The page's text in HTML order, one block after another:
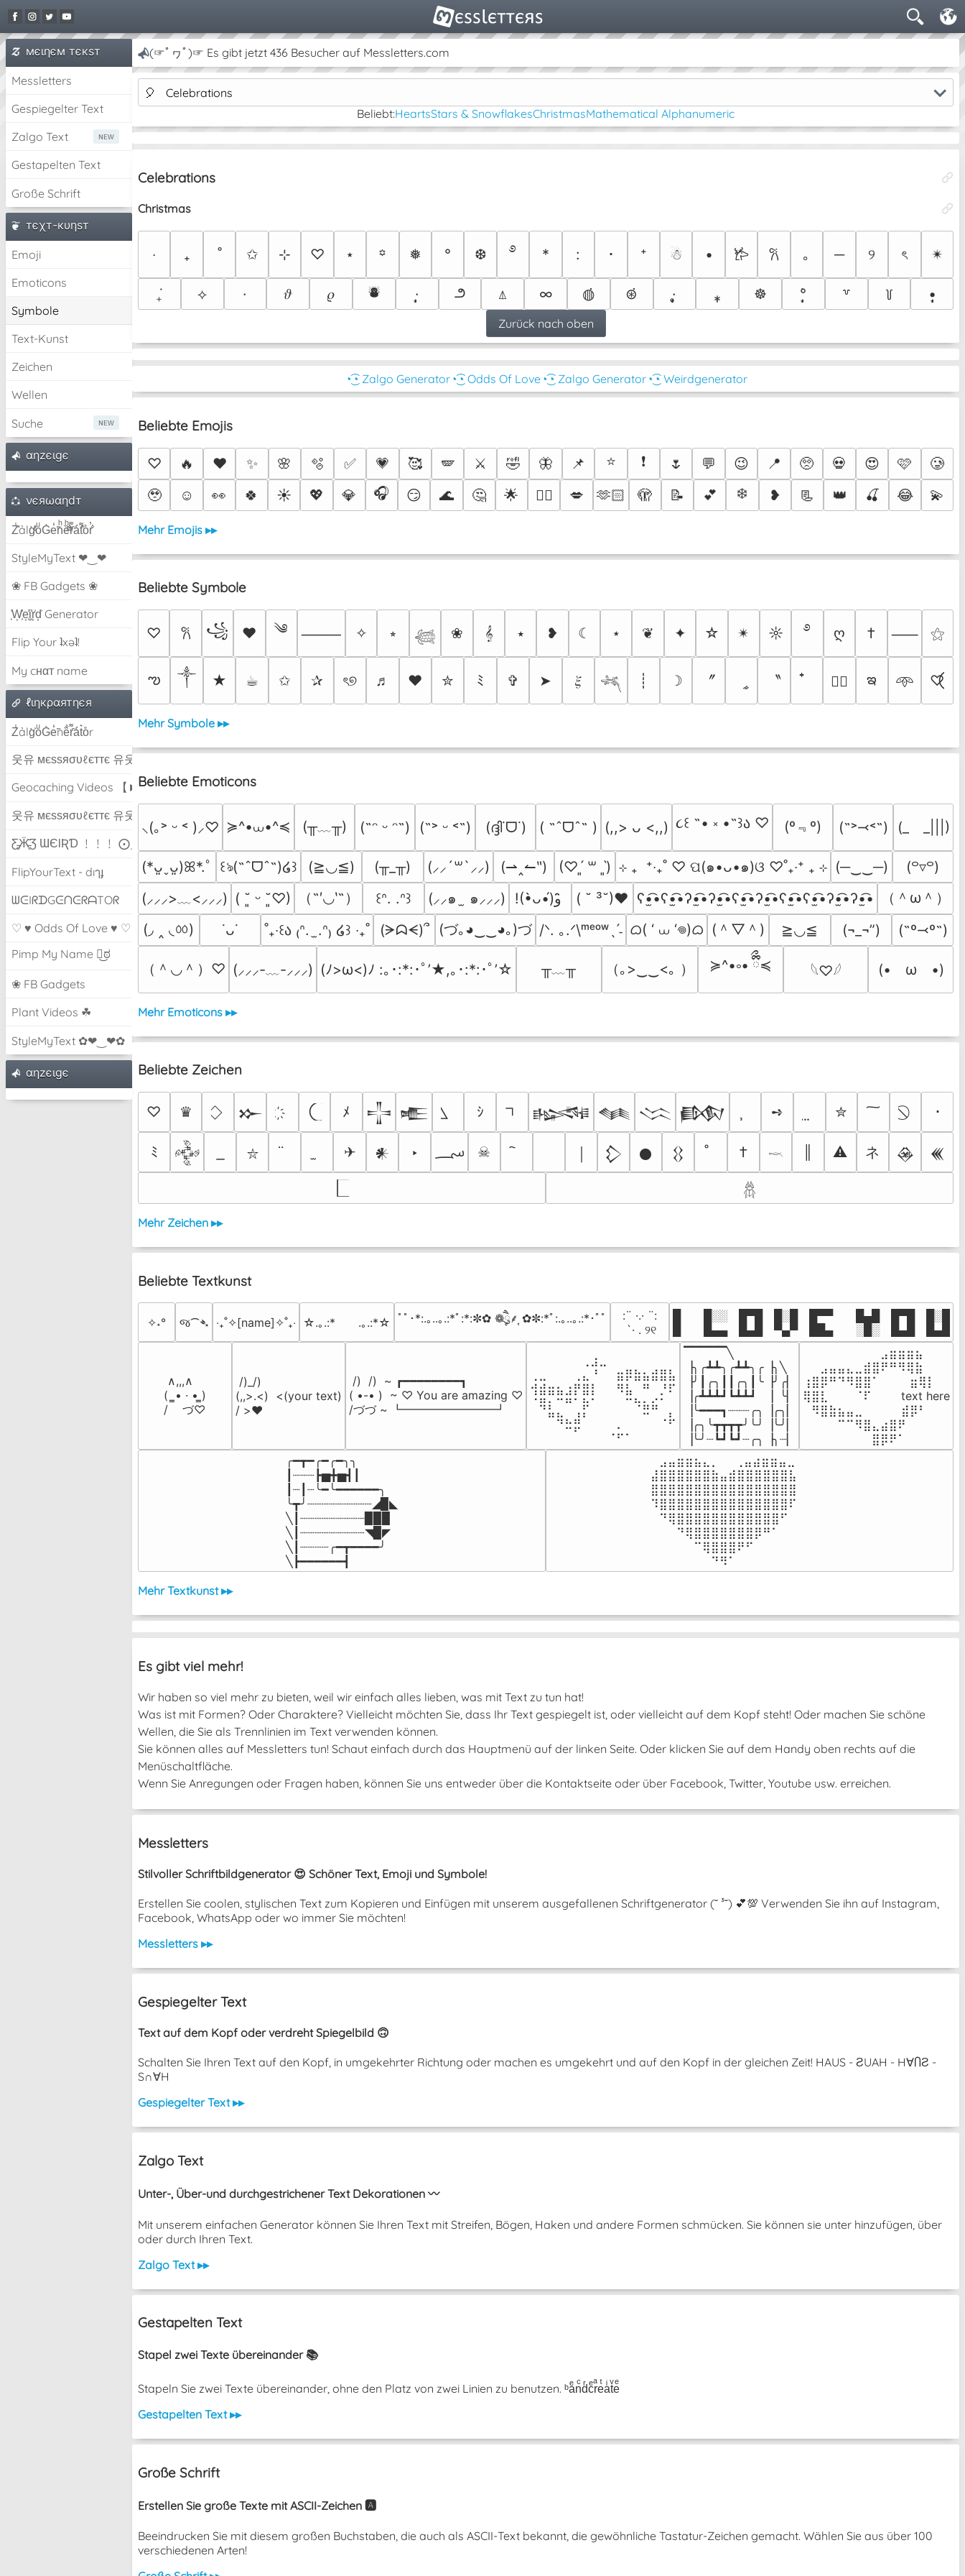
мєιηєм тєкѕт
Messletters
Gespiegelter Text
Zalgo Text
Gestapelten Text
Große Schrift
тєχт-кυηѕт
Emoji
Emoticons
Symbole
Text-Kunst
Zeichen
Wellen
Suche
αηzєιgє
νєяωαηdт
Z̾̽ảlg̀͐ͭ̽oͧG̀e̒̃nͪȅͪͫ̏̐r͌̑á͑t͌̑͛o̊r̓̐
StyleMyText ❤‿❤
❀ FB Gadgets ❀
͕͗W͕͕͗͗e͕͕͗͗i͕͕͗͗r͕͗d͕͗ Generator
Flip Your ʇxəʇ!
My cнαт name
ℓιηкραятηєя
Z̾ảlg̀͐oͧG̀e̒̃nȅ̐r͌̑á͑t͛o̊r
웃유 мєѕѕяσυℓєттє 유웃
Geocaching Videos 【►】
웃유 мєѕѕяσυℓєттє 유웃
Ƹ̵̡Ӝ̵̨̄Ʒ ƜЄƖƦƊ ﹗﹗﹗ ⨀_⨀
FlipYourText - dıๅɟ
ᗯᕮIᖇᗪGᕮᑎᕮᖇᗩTOᖇ
♡ ♥ Odds Of Love ♥ ♡
Pimp My Name ಠ͜ಠ
❀ FB Gadgets
Plant Videos ☘
StyleMyText ✿❤‿❤✿
αηzєιgє
(☞ﾟヮﾟ)☞ Es gibt jetzt 436 Besucher auf Messletters.com
🎈
Celebrations
Beliebt:HeartsStars & SnowflakesChristmasMathematical Alphanumeric
Celebrations
Christmas
‧ ₊ ˚ ✩ ⊹ ♡ ⋆ ꙳ ❅ ° ❆ ࿔ * : ･ ⁺ ☃︎ • 𐂂 𐙚 ｡ ─ ୨ ৎ ✴︎
₊݁ ⟡ · 𝜗 𝜚 ⛇ ·̩̩͙ ౨ ⍋ ∞ ◍̇̇̇ ⊛̇̇̇̇ ·̩̩̥͙ ⁎̩ ☸︎ °̩̩͙̇ ꒷ ꒦ •̩̩͙
Zurück nach oben
◔͜͡◔ Zalgo Generator◔͜͡◔ Odds Of Love◔͜͡◔ Zalgo Generator◔͜͡◔ Weirdgenerator
Beliebte Emojis
♡ 🔥 ❤️ ✨ 🌸 🫧 ✅ 💗 🥰 🪽 ⚔️ 🤣 🦋 📌 ⭐ ❗ 🌷 💬 😉 📍 🥺 💀 😍 🩷
🥲
🥹
☺️ 👀 🍀 ☀️ 💖 💎 🎧 😏 🌊 🤔 🌟 ❤️‍🔥 💋 🫶🏻 🫣 📝 💕 ❄️ ❥ 📃 👑 🍒 😂 💫
Mehr Emojis ▸▸
Beliebte Symbole
♡ 𐙚 ꧁ ♥ ༄ ⸻ ✧ ⭒ 𓆉 ❀ 𝄞 ⭑ ❥ ☾ ⋆ ❦ ✦ ☆ ✴︎ ☼ ࿔ ღ † ⸺ ⚝
ఌ ༒︎ ★ ☕︎ ✩ ✰ ৎ୭ ♬ ❤ ✮ ﾐ ✞ ➤ 𝜉 𓆈 ┊ ☽ 〞 〝 ♡⃕ ఇ 𖥸 ♡⃝
Mehr Symbole ▸▸
Beliebte Emoticons
⸜(｡˃ ᵕ ˂ )⸝♡ ≽^•⩊•^≼ (╥﹏╥) (˶ᵔ ᵕ ᵔ˶) (˶˃ ᵕ ˂˶) (ദ്ദി˙ᗜ˙) ( ˶ˆᗜˆ˵ ) (,,> ᴗ <,,) ૮꒰ ˶• ༝ •˶꒱ა ♡ (º﹃º) (˶˃⤙˂˶) (_　_|||)
(*ᴗ͈ˬᴗ͈)ꕤ*.ﾟ ꒰ঌ(˶ˆᗜˆ˵)໒꒱ (≧◡≦) (╥_╥) (⸝⸝´꒳`⸝⸝) (⇀‸↼‶) (♡ˊ͈ ꒳ ˋ͈) ⊹ ₊  ⁺‧₊˚ ♡ ପ(๑•ᴗ•๑)ଓ ♡˚₊‧⁺ ₊ ⊹ (─‿‿─)
(꒪▿꒪)
(⸝⸝⸝>﹏<⸝⸝⸝) ( ˘͈ ᵕ ˘͈♡) （˶′◡‵˶） ꒰ᐢ. .ᐢ꒱ (⸝⸝๑  ̫ ๑⸝⸝⸝) ( ˘ ³˘)♥ ʕ•̫͡•ʕ•̫͡•ʔ•̫͡•ʔ•̫͡•ʕ•̫͡•ʔ•̫͡•ʕ•̫͡•ʕ•̫͡•ʔ•̫͡•ʔ•̫͡•
（＾ω＾）
(◞ ‸ ◟ㆀ)
˙ᴗ˙ ˚₊‧꒰ა ₍ᐢ.  ̫.ᐢ₎ ໒꒱ ‧₊˚ (ᗒᗣᗕ)՞ (づ｡◕‿‿◕｡)づ /ᐠ. ｡.ᐟ\ᵐᵉᵒʷˎˊ˗ ᜊ( ‘ ⩊ ‘𖦹)ᜊ (＾▽＾) ≧◡≦ (¬_¬”) (˶º⤙º˶)
（＾◡＾）♡ (⸝⸝⸝-﹏-⸝⸝⸝) (ﾉ>ω<)ﾉ :｡･:*:･ﾟ’★,｡･:*:･ﾟ’☆ ╥﹏╥ （｡>‿‿<｡ ） ≽^•༚• ྀིྀ≼ 𓆩♡𓆪 (•　ω　•)
Mehr Emoticons ▸▸
Beliebte Zeichen
♡ ♛ 𒁍 ﾒ 𒋲 𒍫 ｼ 𒈙 𒈝 𒈱 𒁃 ➺ ✮ ･
ﾐ 𒅒 ⛥ ✈ 𒀭 ‣ ؄ ☠ 𒁷 𒊹 𒌐 † 𓎖 ⚠ ネ 𒊲 𒌍
𓆣
Mehr Zeichen ▸▸
Beliebte Textkunst
✧˖° જ⁀➴ ‎‧₊˚✧[name]✧˚₊‧ ☆.｡.:*　　.｡.:*☆ ﾟﾟ･*:.｡..｡.:*ﾟ:*:✼✿ ❁ཻུ۪۪⸙͎ ✿✼:*ﾟ:.｡..｡.:*･ﾟﾟ
⠀:¨ ·.· ¨:⠀
⠀ `· . ୨୧⠀
█  █░░ █▀█ █░█ █▀▀  █▄█ █▀█ █░█
█  █▄▄ █▄█ ▀▄▀ ██▄  ░█░ █▄█ █▄█
∧,,,∧
(  ̳• · • ̳)
/    づ♡
/)_/)
(,,>.<)  <(your text)
/ >❤️
/)  /)  ~ ┏━━━━━━━━┓
( •-• )  ~ ♡ You are amazing ♡
/づづ ~ ┗━━━━━━━━┛
⠀⠀⠀⠀⠀⠀⢀⣰⣀⠀⠀⠀⠀⠀⠀⠀⠀
⢀⣀⠀⠀⠀⢀⣄⠘⠀⠀⣶⡿⣷⣦⣾⣿⣧
⢺⣾⣶⣦⣰⡟⣿⡇⠀⠀⠻⣧⠀⠛⠀⡘⠏
⠈⢿⡆⠉⠛⠁⡷⠁⠀⠀⠀⠉⠳⣦⣮⠁⠀
⠀⠀⠛⢷⣄⣼⠃⠀⠀⠀⠀⠀⠀⠉⠀⠠⡧
⠀⠀⠀⠀⠉⠋⠀⠀⠀⠠⡥⠄⠀⠀⠀⠀⠀
▔▔▔▔▔╲
▕╮╭┻┻╮╭┻┻╮╭▕╮╲
▕╯┃╭╮┃┃╭╮┃╰▕╯╭▏
▕╭┻┻┻┛┗┻┻┛  ▕  ╰▏
▕╰━━━┓┈┈┈╭╮▕╭╮▏
▕╭╮╰┳┳┳┳╯╰╯▕╰╯▏
▕╰╯┈┗┛┗┛┈╭╮▕╮┈▏
⠀⠀⠀⠀⠀⠀⠀⠀⠀⣠⣶⣶⣶⣦⠀⠀
⠀⠀⣠⣤⣤⣄⣀⣾⣿⠟⠛⠻⢿⣷⠀
⢰⣿⡿⠛⠙⠻⣿⣿⠁⠀⠀ ⠀⣶⢿⡇
⢿⣿⣇⠀⠀⠀⠈⠏⠀⠀⠀ text here
⠀⠻⣿⣷⣦⣤⣀⠀⠀⠀ ⠀⣾⡿⠃⠀
⠀⠀⠀⠀⠉⠉⠻⣿⣄⣴⣿⠟⠀⠀⠀
⠀⠀⠀⠀⠀⠀⠀⠀⣿⡿⠟⠁⠀⠀⠀
╭━┳━╭━╭━╮╮
┃┈┈┈┣▅╋▅┫┃
┃┈┃┈╰━╰━━━━━━╮
╰┳╯┈┈┈┈┈┈┈┈┈◢▉◣
╲┃┈┈┈┈┈┈┈┈┈▉▉▉
╲┃┈┈┈┈┈┈┈┈┈◥▉◤
╲┃┈┈┈┈╭━┳━━━━╯
╲┣━━━━━━┫﻿
⠀⣠⣤⣶⣶⣦⣄⡀  ⠀⢀⣤⣴⣶⣶⣤⣀⠀
⣼⣿⣿⣿⣿⣿⣿⣷⣤⣾⣿⣿⣿⣿⣿⣿⣧
⣿⣿⣿⣿⣿⣿⣿⣿⣿⣿⣿⣿⣿⣿⣿⣿⣿
⠹⣿⣿⣿⣿⣿⣿⣿⣿⣿⣿⣿⣿⣿⣿⣿⠏
⠀⠙⢿⣿⣿⣿⣿⣿⣿⣿⣿⣿⣿⣿⣿⠋⠀
⠀⠀⠀⠙⢿⣿⣿⣿⣿⣿⣿⣿⡿⠛⠁⠀⠀
⠀⠀⠀⠀⠀⠉⢿⣿⣿⣿⠟⠋⠀⠀⠀⠀⠀
⠀⠀⠀⠀⠀⠀⠀⠙⠻⠁⠀⠀⠀⠀⠀⠀⠀⠀⠀⠀⠀⠀⠀
Mehr Textkunst ▸▸
Es gibt viel mehr!
Wir haben so viel mehr zu bieten, weil wir einfach alles lieben, was mit Text zu tun hat!
Was ist mit Formen? Oder Charaktere? Vielleicht möchten Sie, dass Ihr Text gespiegelt ist, oder vielleicht auf dem Kopf steht! Oder machen Sie schöne
Wellen, die Sie als Trennlinien im Text verwenden können.
Sie können alles auf Messletters tun! Schaut einfach durch das Hauptmenü auf der linken Seite. Oder klicken Sie auf dem Handy oben rechts auf die
Menüschaltfläche.
Wenn Sie Anregungen oder Fragen haben, können Sie uns entweder über die Kontaktseite oder über Facebook, Twitter, Youtube usw. erreichen.
Messletters
Stilvoller Schriftbildgenerator 😍 Schöner Text, Emoji und Symbole!
Erstellen Sie coolen, stylischen Text zum Kopieren und Einfügen mit unserem ausgefallenen Schriftgenerator (˘ ³˘) 💕💯 Verwenden Sie ihn auf Instagram,
Facebook, WhatsApp oder wo immer Sie möchten!
Messletters ▸▸
Gespiegelter Text
Text auf dem Kopf oder verdreht Spiegelbild 🙃
Schalten Sie Ihren Text auf den Kopf, in umgekehrter Richtung oder machen es umgekehrt und auf den Kopf in der gleichen Zeit! HAUS - ƧUAH - H∀ႶƧ -
S∩∀H
Gespiegelter Text ▸▸
Zalgo Text
Unter-, Über-und durchgestrichener Text Dekorationen 〰️
Mit unserem einfachen Generator können Sie Ihren Text mit Streifen, Bögen, Haken und andere Formen schmücken. Sie können sie unter hinzufügen, über
oder durch Ihren Text.
Zalgo Text ▸▸
Gestapelten Text
Stapel zwei Texte übereinander 📚
Stapeln Sie zwei Texte übereinander, ohne den Platz von zwei Linien zu benutzen. ᵇaͤnͨdͬcͤrͣeͭaͥtͮeͤ
Gestapelten Text ▸▸
Große Schrift
Erstellen Sie große Texte mit ASCII-Zeichen 🅰️
Beeindrucken Sie mit diesem großen Buchstaben, die auch als ASCII-Text bekannt, die gewöhnliche Tastatur-Zeichen gemacht. Wählen Sie aus über 100
verschiedenen Arten!